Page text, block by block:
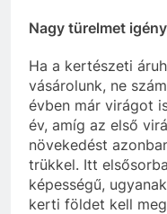
Nagy türelmet
Ha a kertészeti
vásárolunk, ne
évben már virágot
év, amíg az első
növekedést
trükkel. Itt
képességű,
kerti földet kell